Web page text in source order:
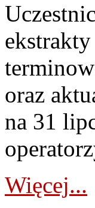
oraz
na 31
Więcej...